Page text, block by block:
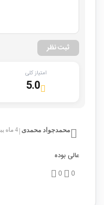
ثبت نظر
امتیاز کلی
5.0
محمدجواد محمدی 4 ماه پیش
عالی بوده
0
0